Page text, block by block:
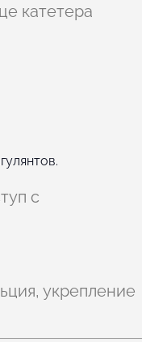
катетера
с
укрепление